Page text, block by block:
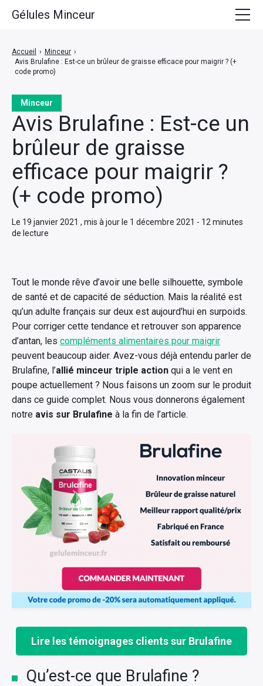
Minceur
Avis Brulafine : Est-ce un
brûleur de graisse
efficace pour maigrir ?
(+ code promo)
Le 19 janvier 2021 , mis à jour le 1 décembre 2021 - 12 minutes
de lecture
Accueil › Minceur ›
Avis Brulafine : Est-ce un brûleur de graisse efficace pour maigrir ? (+
code promo)
Tout le monde rêve d’avoir une belle silhouette, symbole
de santé et de capacité de séduction. Mais la réalité est
qu’un adulte français sur deux est aujourd’hui en surpoids.
Pour corriger cette tendance et retrouver son apparence
d’antan, les compléments alimentaires pour maigrir
peuvent beaucoup aider. Avez-vous déjà entendu parler de
Brulafine, l’allié minceur triple action qui a le vent en
poupe actuellement ? Nous faisons un zoom sur le produit
dans ce guide complet. Nous vous donnerons également
notre avis sur Brulafine à la fin de l’article.
Lire les témoignages clients sur Brulafine
Qu’est-ce que Brulafine ?
Gélules Minceur
Minceur
Coupe Faim Efficace
Meilleurs Brûleurs de Graisse